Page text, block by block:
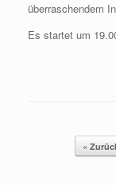
überraschendem
Es startet um
Post navigation
«